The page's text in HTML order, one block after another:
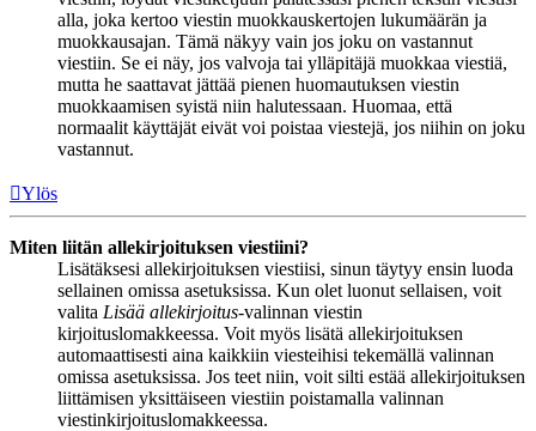
alla, joka kertoo viestin muokkauskertojen lukumäärän ja
muokkausajan. Tämä näkyy vain jos joku on vastannut
viestiin. Se ei näy, jos valvoja tai ylläpitäjä muokkaa viestiä,
mutta he saattavat jättää pienen huomautuksen viestin
muokkaamisen syistä niin halutessaan. Huomaa, että
normaalit käyttäjät eivät voi poistaa viestejä, jos niihin on joku
vastannut.
Ylös
Miten liitän allekirjoituksen viestiini?
Lisätäksesi allekirjoituksen viestiisi, sinun täytyy ensin luoda
sellainen omissa asetuksissa. Kun olet luonut sellaisen, voit
valita Lisää allekirjoitus-valinnan viestin
kirjoituslomakkeessa. Voit myös lisätä allekirjoituksen
automaattisesti aina kaikkiin viesteihisi tekemällä valinnan
omissa asetuksissa. Jos teet niin, voit silti estää allekirjoituksen
liittämisen yksittäiseen viestiin poistamalla valinnan
viestinkirjoituslomakkeessa.